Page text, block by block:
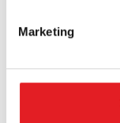
Marketing
Wyrażam